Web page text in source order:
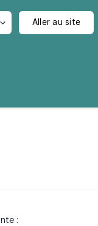
Aller au site
: